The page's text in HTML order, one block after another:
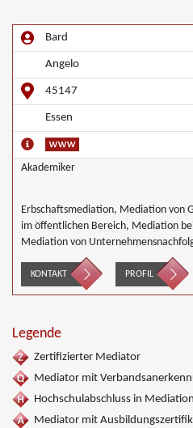
Bard
Angelo
45147
Essen
Akademiker
Erbschaftsmediation, Mediation von
im öffentlichen Bereich, Mediation
Mediation von
Schulmediation
KONTAKT PROFIL
Legende
Zertifizierter Mediator
Mediator mit
Hochschulabschluss in Mediation
Mediator mit